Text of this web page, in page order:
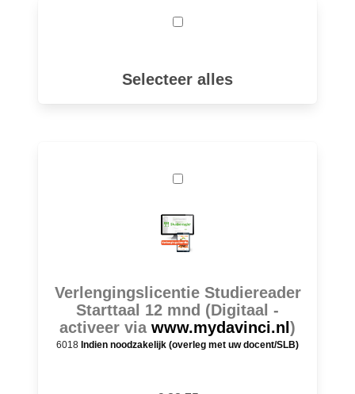
Selecteer alles
Verlengingslicentie Studiereader
Starttaal 12 mnd (Digitaal -
activeer via www.mydavinci.nl )
6018 Indien noodzakelijk (overleg met uw docent/SLB)